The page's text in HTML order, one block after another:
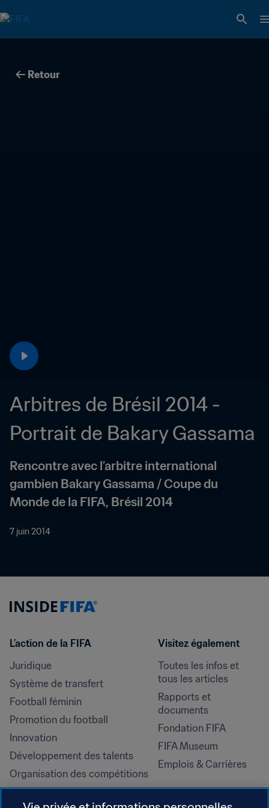
Retour
Arbitres de Brésil 2014 -
Portrait de Bakary Gassama
Rencontre avec l’arbitre international
gambien Bakary Gassama / Coupe du
Monde de la FIFA, Brésil 2014
7 juin 2014
L’action de la FIFA
Juridique
Système de transfert
Football féminin
Promotion du football
Innovation
Développement des talents
Organisation des compétitions
Développement durable
Visitez également
Toutes les infos et
tous les articles
Rapports et
documents
Fondation FIFA
FIFA Museum
Emplois & Carrières